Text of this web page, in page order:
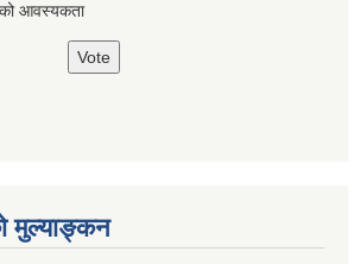
आवस्यकता
मुल्याङ्कन